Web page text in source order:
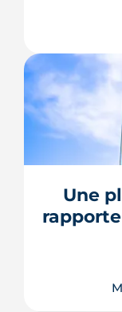
Avenue
chantier de
coulisses
chiffrages
Une